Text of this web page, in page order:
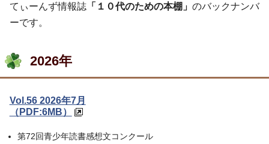
てぃーんず情報誌 「１０代のための本棚」 のバックナンバ
ーです。
2026年
Vol.56 2026年7月
（PDF:6MB）
第72回青少年読書感想文コンクール